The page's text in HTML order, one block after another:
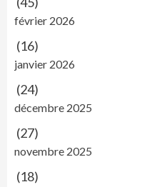
février 2026
(16)
janvier 2026
(24)
décembre 2025
(27)
novembre 2025
(18)